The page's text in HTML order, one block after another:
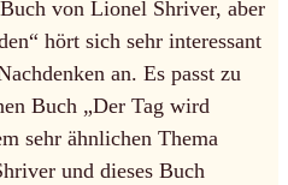
von Lionel Shriver, aber
hört sich sehr interessant
an. Es passt zu
Buch „Der Tag wird
sehr ähnlichen Thema
und dieses Buch